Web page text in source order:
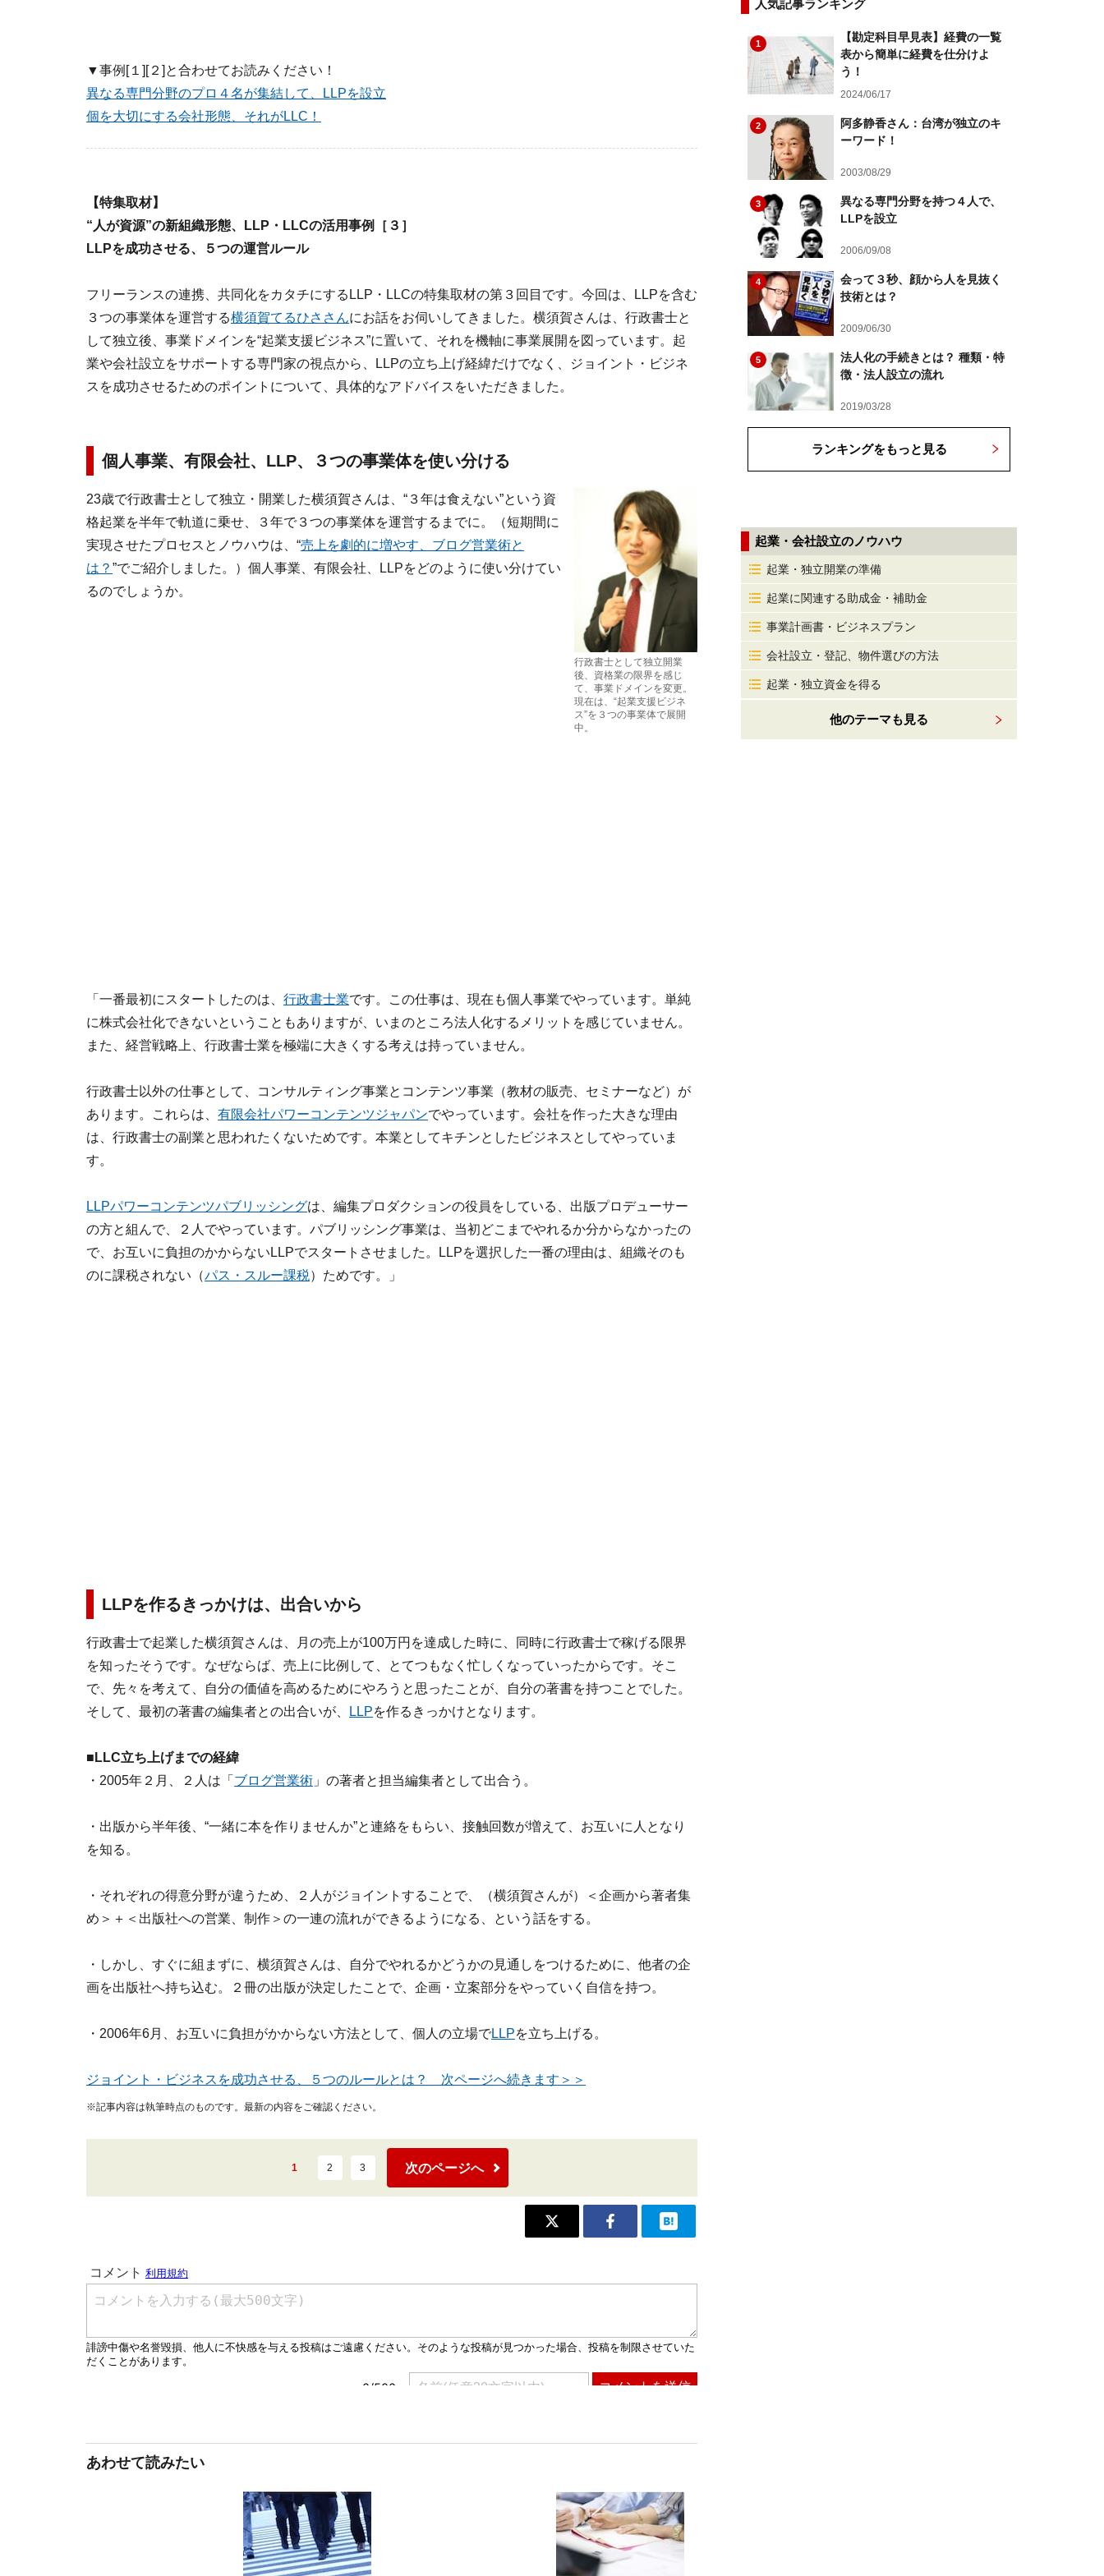
▼事例[１][２]と合わせてお読みください！
異なる専門分野のプロ４名が集結して、LLPを設立
個を大切にする会社形態、それがLLC！
【特集取材】
“人が資源”の新組織形態、LLP・LLCの活用事例［３］
LLPを成功させる、５つの運営ルール
フリーランスの連携、共同化をカタチにするLLP・LLCの特集取材の第３回目です。今回は、LLPを含む
３つの事業体を運営する横須賀てるひささんにお話をお伺いしてきました。横須賀さんは、行政書士と
して独立後、事業ドメインを“起業支援ビジネス”に置いて、それを機軸に事業展開を図っています。起
業や会社設立をサポートする専門家の視点から、LLPの立ち上げ経緯だけでなく、ジョイント・ビジネ
スを成功させるためのポイントについて、具体的なアドバイスをいただきました。
個人事業、有限会社、LLP、３つの事業体を使い分ける
行政書士として独立開業
後、資格業の限界を感じ
て、事業ドメインを変更。
現在は、“起業支援ビジネ
ス”を３つの事業体で展開
中。
23歳で行政書士として独立・開業した横須賀さんは、“３年は食えない”という資
格起業を半年で軌道に乗せ、３年で３つの事業体を運営するまでに。（短期間に
実現させたプロセスとノウハウは、“売上を劇的に増やす、ブログ営業術と
は？ ”でご紹介しました。）個人事業、有限会社、LLPをどのように使い分けてい
るのでしょうか。
「一番最初にスタートしたのは、 行政書士業です。この仕事は、現在も個人事業でやっています。単純
に株式会社化できないということもありますが、いまのところ法人化するメリットを感じていません。
また、経営戦略上、行政書士業を極端に大きくする考えは持っていません。
行政書士以外の仕事として、コンサルティング事業とコンテンツ事業（教材の販売、セミナーなど）が
あります。これらは、 有限会社パワーコンテンツジャパンでやっています。会社を作った大きな理由
は、行政書士の副業と思われたくないためです。本業としてキチンとしたビジネスとしてやっていま
す。
LLPパワーコンテンツパブリッシングは、編集プロダクションの役員をしている、出版プロデューサー
の方と組んで、２人でやっています。パブリッシング事業は、当初どこまでやれるか分からなかったの
で、お互いに負担のかからないLLPでスタートさせました。LLPを選択した一番の理由は、組織そのも
のに課税されない（パス・スルー課税）ためです。」
LLPを作るきっかけは、出合いから
行政書士で起業した横須賀さんは、月の売上が100万円を達成した時に、同時に行政書士で稼げる限界
を知ったそうです。なぜならば、売上に比例して、とてつもなく忙しくなっていったからです。そこ
で、先々を考えて、自分の価値を高めるためにやろうと思ったことが、自分の著書を持つことでした。
そして、最初の著書の編集者との出合いが、
LLPを作るきっかけとなります。
■LLC立ち上げまでの経緯
・2005年２月、２人は「 ブログ営業術 」の著者と担当編集者として出合う。
・出版から半年後、“一緒に本を作りませんか”と連絡をもらい、接触回数が増えて、お互いに人となり
を知る。
・それぞれの得意分野が違うため、２人がジョイントすることで、（横須賀さんが）＜企画から著者集
め＞＋＜出版社への営業、制作＞の一連の流れができるようになる、という話をする。
・しかし、すぐに組まずに、横須賀さんは、自分でやれるかどうかの見通しをつけるために、他者の企
画を出版社へ持ち込む。２冊の出版が決定したことで、企画・立案部分をやっていく自信を持つ。
・2006年6月、お互いに負担がかからない方法として、個人の立場でLLPを立ち上げる。
ジョイント・ビジネスを成功させる、５つのルールとは？ 次ページへ続きます＞＞
※記事内容は執筆時点のものです。最新の内容をご確認ください。
1 2 3 次のページへ
あわせて読みたい
人気記事ランキング
1
【勘定科目早見表】経費の一覧
表から簡単に経費を仕分けよ
う！
2024/06/17
2
阿多静香さん：台湾が独立のキ
ーワード！
2003/08/29
3
異なる専門分野を持つ４人で、
LLPを設立
2006/09/08
4
会って３秒、顔から人を見抜く
技術とは？
2009/06/30
5
法人化の手続きとは？ 種類・特
徴・法人設立の流れ
2019/03/28
ランキングをもっと見る
起業・会社設立のノウハウ
起業・独立開業の準備
起業に関連する助成金・補助金
事業計画書・ビジネスプラン
会社設立・登記、物件選びの方法
起業・独立資金を得る
他のテーマも見る